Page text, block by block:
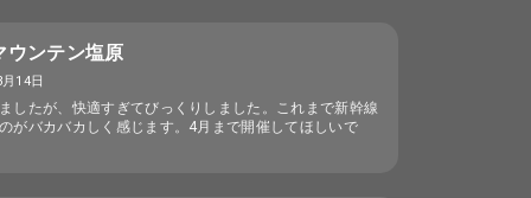
ウンテン塩原
14日
したが、快適すぎてびっくりしました。これまで新幹線
がバカバカしく感じます。4月まで開催してほしいで